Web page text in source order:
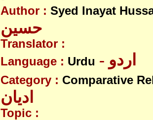
Author : Syed Inayat
حسین
Translator :
Language : Urdu - اردو
Category : Comparative
ادیان
Topic :